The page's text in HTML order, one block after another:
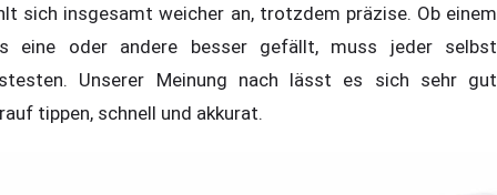
sich insgesamt weicher an, trotzdem präzise. Ob einem
eine oder andere besser gefällt, muss jeder selbst
Unserer Meinung nach lässt es sich sehr gut
tippen, schnell und akkurat.